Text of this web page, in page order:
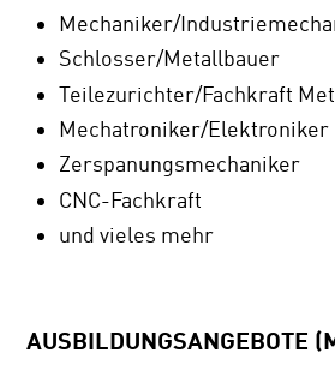
Mechaniker/
Schlosser/Metallbauer
Teilezurichter/Fachkraft
Mechatroniker/Elektroniker
Zerspanungsmechaniker
CNC-Fachkraft
und vieles mehr
AUSBILDUNGSANGEBOTE